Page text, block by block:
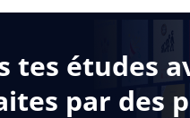
tes études
par des